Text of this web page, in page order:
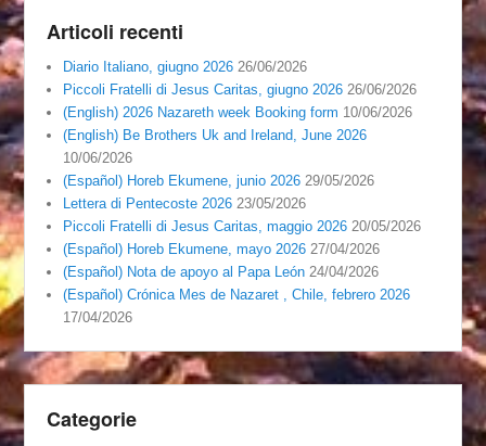
Articoli recenti
Diario Italiano, giugno 2026 26/06/2026
Piccoli Fratelli di Jesus Caritas, giugno 2026 26/06/2026
(English) 2026 Nazareth week Booking form 10/06/2026
(English) Be Brothers Uk and Ireland, June 2026
10/06/2026
(Español) Horeb Ekumene, junio 2026 29/05/2026
Lettera di Pentecoste 2026 23/05/2026
Piccoli Fratelli di Jesus Caritas, maggio 2026 20/05/2026
(Español) Horeb Ekumene, mayo 2026 27/04/2026
(Español) Nota de apoyo al Papa León 24/04/2026
(Español) Crónica Mes de Nazaret , Chile, febrero 2026
17/04/2026
Categorie